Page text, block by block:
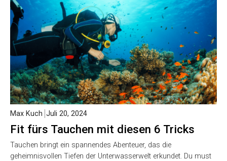
Fit fürs Tauchen mit diesen 6 Tricks
Max Kuch Juli 20, 2024
Tauchen bringt ein spannendes Abenteuer, das die
geheimnisvollen Tiefen der Unterwasserwelt erkundet. Du must